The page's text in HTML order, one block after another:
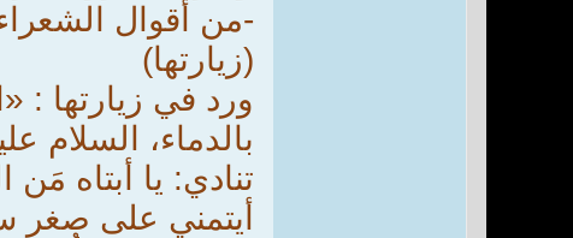
-من أقوال
(زيارتها)
ورد في زيارتها :
بالدماء، السلام
تنادي: يا أبتاه
أيتمني على صغر